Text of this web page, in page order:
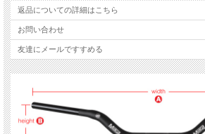
mk-78-cl-xxx CR LOW BEND
mk-78-mc-xxx MC BEND
mk-78-stv-xxx STEWART/VILLOPOTO BEND
mk-78-kt-xxx KTM BEND(KTM 旧モデル相当)
mk-78-sx-xxx SX BEND (Husq純正 / KTM純正に近しい)
mk-78-pro-xxx MK Pro
mk-78-race-xxx MK Race
mk-78-mih-xxx MINI HIGH BEND
mk-78-mil-xxx MINI LOW BEND
mk-78-min-xxx MINI NARROW
mk-78-mw-xxx MINI WIDE(KTM/Husq 85cc 純正相当)
返品についての詳細はこちら
お問い合わせ
友達にメールですすめる